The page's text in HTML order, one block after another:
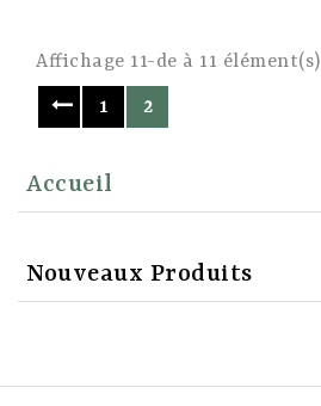
Affichage 11-de à 11 élément(s)
1 2
Accueil
Nouveaux Produits